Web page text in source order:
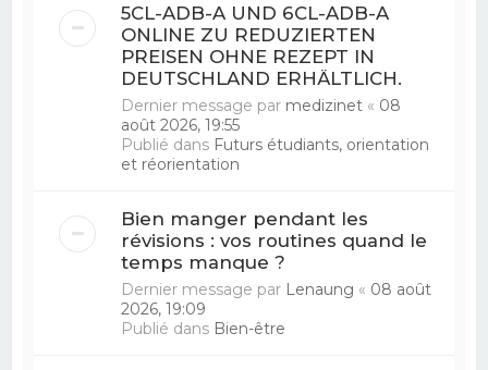
5CL-ADB-A UND 6CL-ADB-A
ONLINE ZU REDUZIERTEN
PREISEN OHNE REZEPT IN
DEUTSCHLAND ERHÄLTLICH.
Dernier message par medizinet « 08
août 2026, 19:55
Publié dans Futurs étudiants, orientation
et réorientation
Bien manger pendant les
révisions : vos routines quand le
temps manque ?
Dernier message par Lenaung « 08 août
2026, 19:09
Publié dans Bien-être